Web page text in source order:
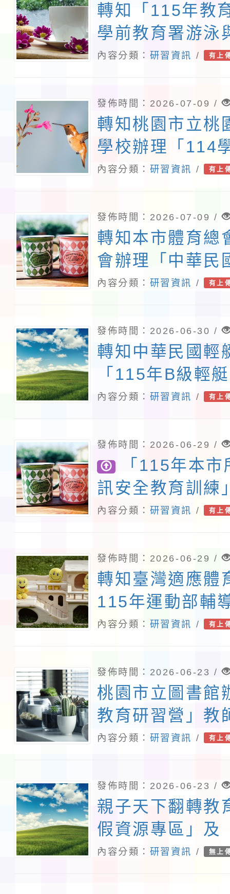
轉知「115年教
學前教育署游泳
暨水域安全教育
內容分類： 研習資訊 / 有上
發佈時間：2026-07-09 /
轉知桃園市立桃
學校辦理「114
運動系列研習
內容分類： 研習資訊 / 有上
發佈時間：2026-07-09 /
轉知本市體育總
會辦理「中華民
園市田徑運動C
內容分類： 研習資訊 / 有上
發佈時間：2026-06-30 /
轉知中華民國輕
「115年B級輕
講習會」
內容分類： 研習資訊 / 有上
發佈時間：2026-06-29 /
「115年本
訊安全教育訓練
定研習3小時
內容分類： 研習資訊 / 有上
發佈時間：2026-06-29 /
轉知臺灣適應體
115年運動部輔
推展適應運動計
內容分類： 研習資訊 / 有上
發佈時間：2026-06-23 /
桃園市立圖書館
教育研習營」教
內容分類： 研習資訊 / 有上
發佈時間：2026-06-23 /
親子天下翻轉教
假資源專區」及
惠方案」相關資
內容分類： 研習資訊 / 無上